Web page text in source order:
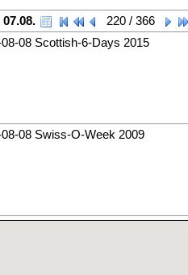
220 / 366
08 Scottish-6-Days 2015
08 Swiss-O-Week 2009